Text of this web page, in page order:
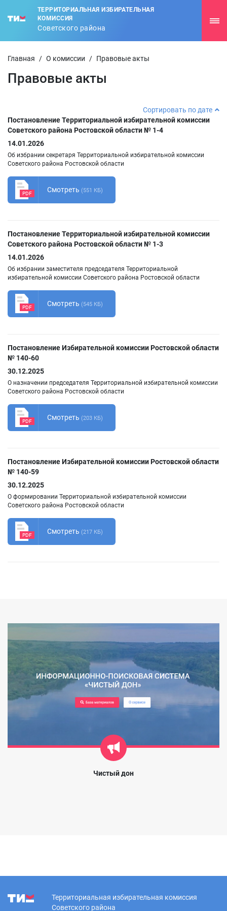
ТЕРРИТОРИАЛЬНАЯ ИЗБИРАТЕЛЬНАЯ
КОМИССИЯ
Советского района
Главная / О комиссии / Правовые акты
Правовые акты
Сортировать по дате
Постановление Территориальной избирательной комиссии
Советского района Ростовской области № 1-4
14.01.2026
Об избрании секретаря Территориальной избирательной комиссии
Советского района Ростовской области
PDF Смотреть (551 КБ)
Постановление Территориальной избирательной комиссии
Советского района Ростовской области № 1-3
14.01.2026
Об избрании заместителя председателя Территориальной
избирательной комиссии Советского района Ростовской области
PDF Смотреть (545 КБ)
Постановление Избирательной комиссии Ростовской области
№ 140-60
30.12.2025
О назначении председателя Территориальной избирательной комиссии
Советского района Ростовской области
PDF Смотреть (203 КБ)
Постановление Избирательной комиссии Ростовской области
№ 140-59
30.12.2025
О формировании Территориальной избирательной комиссии
Советского района Ростовской области
PDF Смотреть (217 КБ)
Чистый дон
Территориальная избирательная комиссия
Советского района